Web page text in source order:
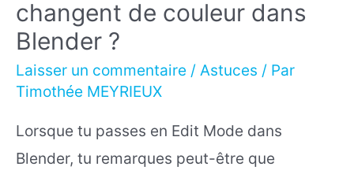
changent de couleur dans
Blender ?
Laisser un commentaire / Astuces / Par
Timothée MEYRIEUX
Lorsque tu passes en Edit Mode dans
Blender, tu remarques peut-être que